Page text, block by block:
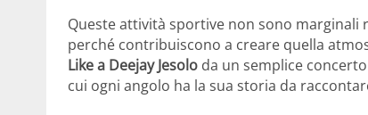
Queste attività sportive non sono
perché contribuiscono a creare quella
Like a Deejay Jesolo da un semplice
cui ogni angolo ha la sua storia da